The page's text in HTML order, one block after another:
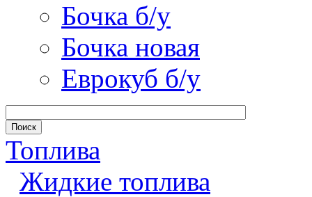
Бочка б/у
Бочка новая
Еврокуб б/у
Топлива
Жидкие топлива